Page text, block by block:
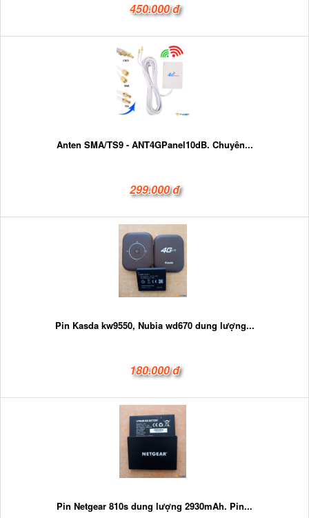
450.000 đ
Anten SMA/TS9 - ANT4GPanel10dB. Chuyên...
299.000 đ
Pin Kasda kw9550, Nubia wd670 dung lượng...
180.000 đ
Pin Netgear 810s dung lượng 2930mAh. Pin...